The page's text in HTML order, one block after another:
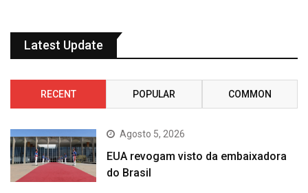
Latest Update
RECENT POPULAR COMMON
Agosto 5, 2026
EUA revogam visto da embaixadora
do Brasil